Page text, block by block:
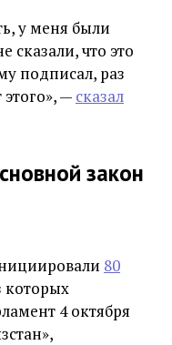
у меня были
что это
подписал, раз
— сказал
закон
80
которых
4 октября